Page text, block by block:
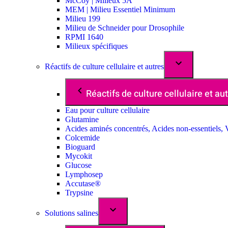
MEM | Milieu Essentiel Minimum
Milieu 199
Milieu de Schneider pour Drosophile
RPMI 1640
Milieux spécifiques
Réactifs de culture cellulaire et autres
Réactifs de culture cellulaire et
Eau pour culture cellulaire
Glutamine
Acides aminés concentrés, Acides non-essentiels,
Colcemide
Bioguard
Mycokit
Glucose
Lymphosep
Accutase®
Trypsine
Solutions salines